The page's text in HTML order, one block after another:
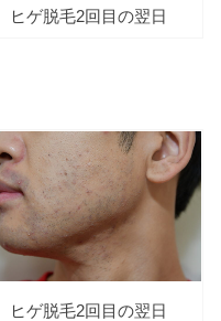
ヒゲ脱毛2回目の翌日
ヒゲ脱毛2回目の翌日